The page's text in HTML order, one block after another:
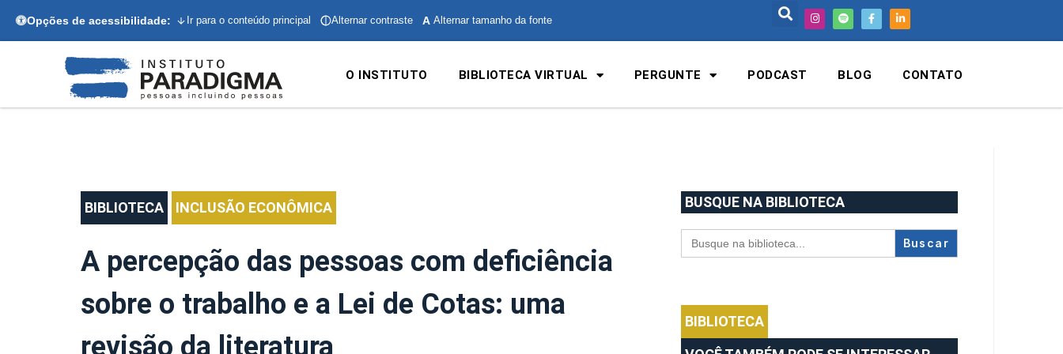
Opções de acessibilidade: Ir para o conteúdo principal Alternar contraste A Alternar tamanho da fonte
O INSTITUTO BIBLIOTECA VIRTUAL PERGUNTE PODCAST BLOG CONTATO
BIBLIOTECA INCLUSÃO ECONÔMICA
A percepção das pessoas com deficiência
sobre o trabalho e a Lei de Cotas: uma
revisão da literatura
BUSQUE NA BIBLIOTECA
Search
for:
BIBLIOTECA